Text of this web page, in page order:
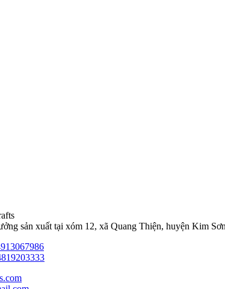
sản xuất tại xóm 12, xã Quang Thiện, huyện Kim